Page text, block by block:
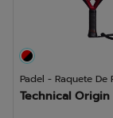
Padel - Raquete De
Technical Origin